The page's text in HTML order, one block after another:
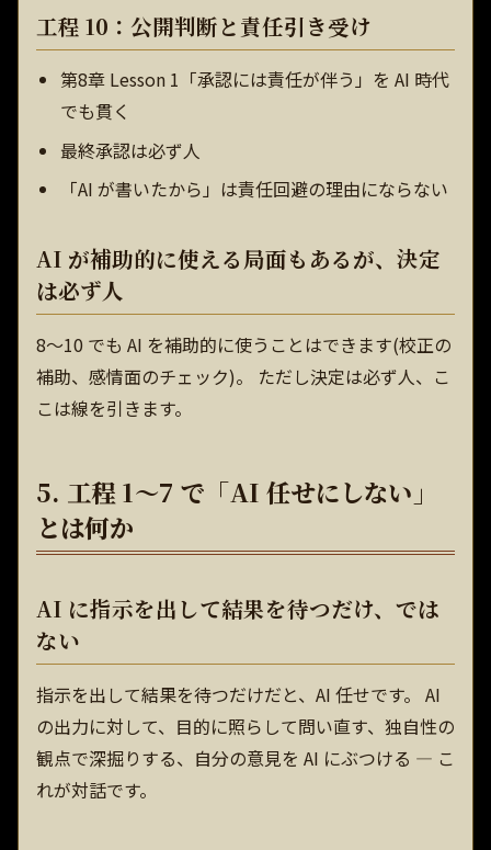
工程 10：公開判断と責任引き受け
第8章 Lesson 1「承認には責任が伴う」を AI 時代
でも貫く
最終承認は必ず人
「AI が書いたから」は責任回避の理由にならない
AI が補助的に使える局面もあるが、決定
は必ず人
8〜10 でも AI を補助的に使うことはできます(校正の
補助、感情面のチェック)。 ただし決定は必ず人、こ
こは線を引きます。
5. 工程 1〜7 で「AI 任せにしない」
とは何か
AI に指示を出して結果を待つだけ、では
ない
指示を出して結果を待つだけだと、AI 任せです。 AI
の出力に対して、目的に照らして問い直す、独自性の
観点で深掘りする、自分の意見を AI にぶつける — こ
れが対話です。